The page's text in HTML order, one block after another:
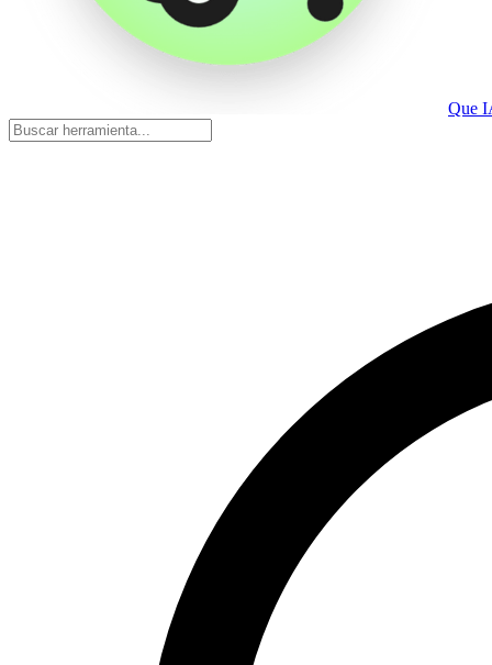
Que